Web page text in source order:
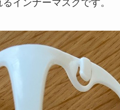
インナーマスクです。